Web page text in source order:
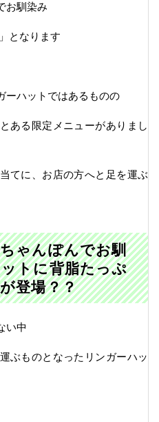
お馴染み
となります
ーハットではあるものの
ある限定メニューがありまし
てに、お店の方へと足を運ぶ
ゃんぽんでお馴
トに背脂たっぷ
登場？？
い中
ぶものとなったリンガーハッ